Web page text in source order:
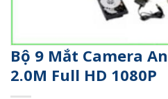
Bộ 9 Mắt Camera
2.0M Full HD 1080P